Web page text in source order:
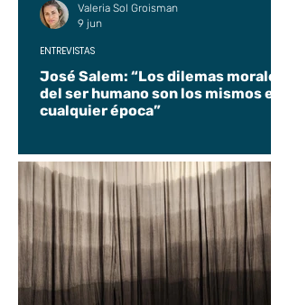
José Salem: “Los dilemas morales
del ser humano son los mismos en
cualquier época”
ENTREVISTAS
Valeria Sol Groisman
9 jun